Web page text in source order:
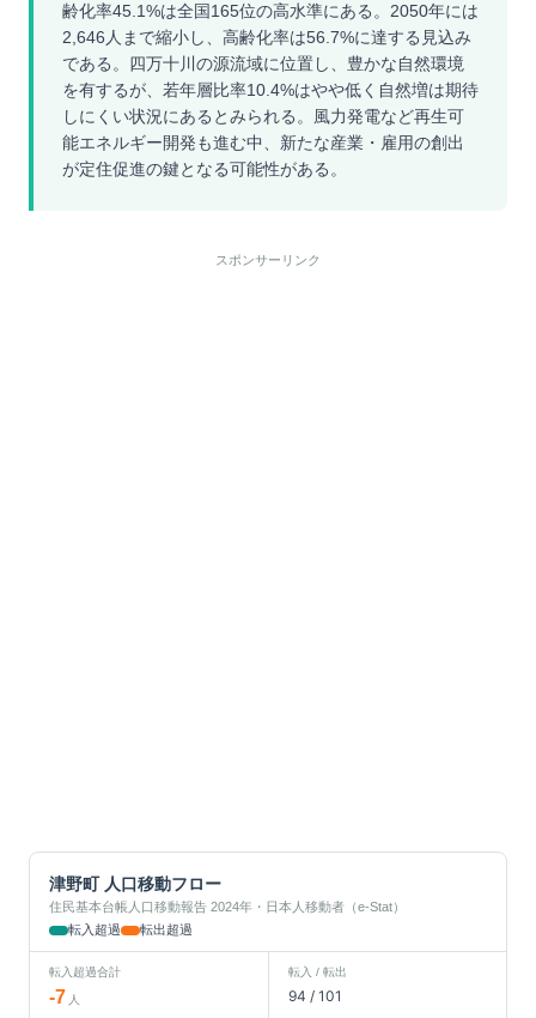
齢化率45.1%は全国165位の高水準にある。2050年には
2,646人まで縮小し、高齢化率は56.7%に達する見込み
である。四万十川の源流域に位置し、豊かな自然環境
を有するが、若年層比率10.4%はやや低く自然増は期待
しにくい状況にあるとみられる。風力発電など再生可
能エネルギー開発も進む中、新たな産業・雇用の創出
が定住促進の鍵となる可能性がある。
スポンサーリンク
津野町人口移動フロー
住民基本台帳人口移動報告 2024年・日本人移動者（e-Stat）
転入超過
転出超過
転入超過合計
-7 人
転入 / 転出
94 / 101